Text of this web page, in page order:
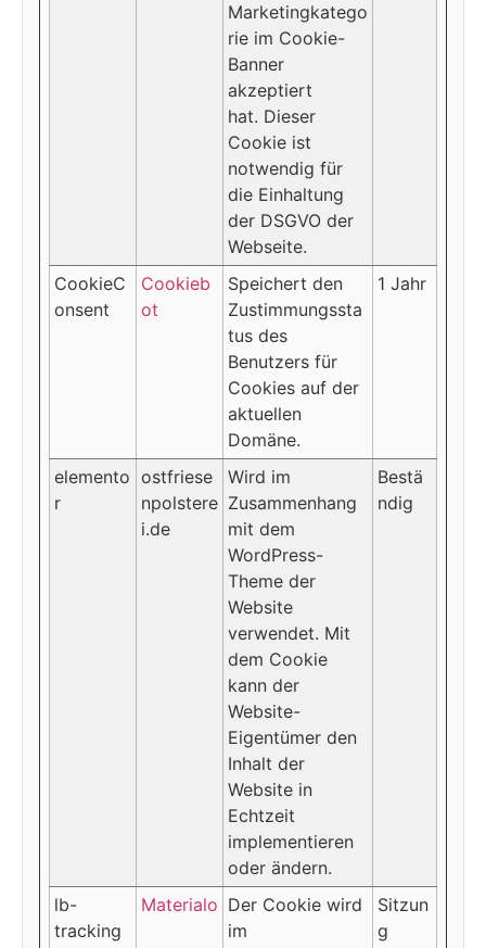
Marketingkatego
rie im Cookie-
Banner
akzeptiert
hat. Dieser
Cookie ist
notwendig für
die Einhaltung
der DSGVO der
Webseite.
CookieC
onsent
Cookieb
ot
Speichert den
Zustimmungssta
tus des
Benutzers für
Cookies auf der
aktuellen
Domäne.
1 Jahr
elemento
r
ostfriese
npolstere
i.de
Wird im
Zusammenhang
mit dem
WordPress-
Theme der
Website
verwendet. Mit
dem Cookie
kann der
Website-
Eigentümer den
Inhalt der
Website in
Echtzeit
implementieren
oder ändern.
Bestä
ndig
lb-
tracking
Materialo Der Cookie wird
im
Sitzun
g